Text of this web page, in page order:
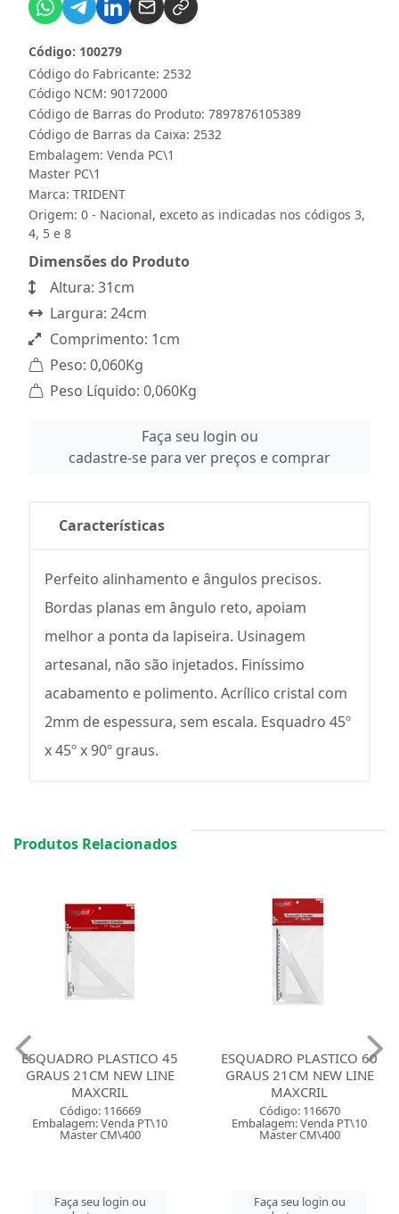
Código do Fabricante: 2532
Código: 100279
Código NCM: 90172000
Código de Barras do Produto: 7897876105389
Código de Barras da Caixa: 2532
Embalagem: Venda PC\1
Master PC\1
Marca: TRIDENT
Origem: 0 - Nacional, exceto as indicadas nos códigos 3,
4, 5 e 8
Dimensões do Produto
Altura: 31cm
Largura: 24cm
Comprimento: 1cm
Peso: 0,060Kg
Peso Líquido: 0,060Kg
Faça seu login ou
cadastre-se para ver preços e comprar
Características
Perfeito alinhamento e ângulos precisos.
Bordas planas em ângulo reto, apoiam
melhor a ponta da lapiseira. Usinagem
artesanal, não são injetados. Finíssimo
acabamento e polimento. Acrílico cristal com
2mm de espessura, sem escala. Esquadro 45º
x 45º x 90º graus.
Produtos Relacionados
ESQUADRO PLASTICO 45
GRAUS 21CM NEW LINE
MAXCRIL
Código: 116669
Embalagem: Venda PT\10
Master CM\400
Faça seu login ou
ESQUADRO PLASTICO 60
GRAUS 21CM NEW LINE
MAXCRIL
Código: 116670
Embalagem: Venda PT\10
Master CM\400
Faça seu login ou